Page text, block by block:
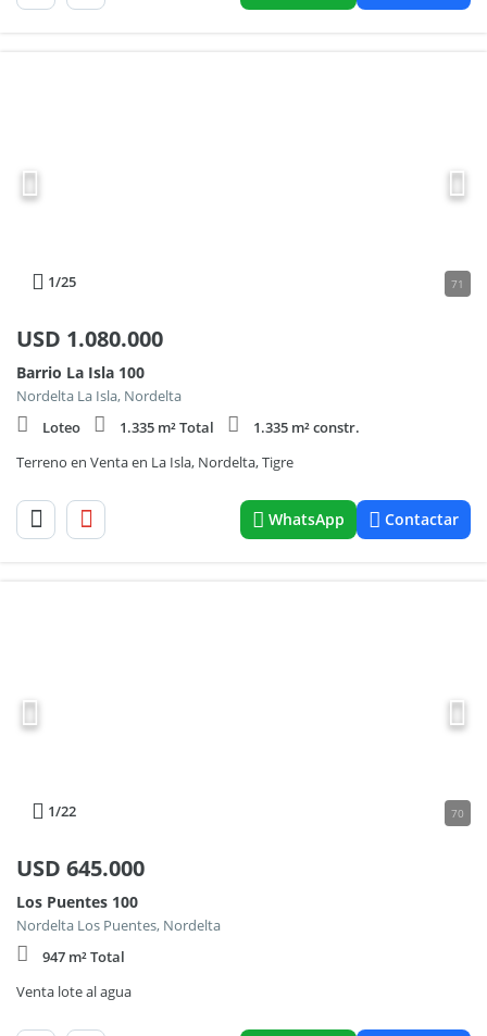
1/25 71
USD 1.080.000
Barrio La Isla 100
Nordelta La Isla, Nordelta
Loteo
1.335 m² Total
1.335 m² constr.
Terreno en Venta en La Isla, Nordelta, Tigre
WhatsApp Contactar
1/22 70
USD 645.000
Los Puentes 100
Nordelta Los Puentes, Nordelta
947 m² Total
Venta lote al agua